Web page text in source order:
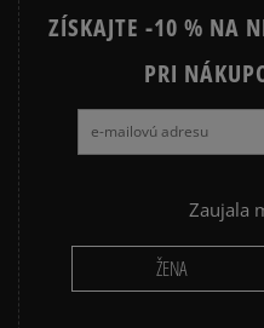
ZÍSKAJTE -10 % NA
PRI
Zaujala
ŽENA